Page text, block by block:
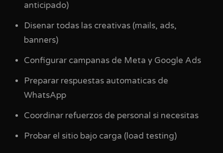
anticipado)
Disenar todas las creativas (mails, ads,
banners)
Configurar campanas de Meta y Google Ads
Preparar respuestas automaticas de
WhatsApp
Coordinar refuerzos de personal si necesitas
Probar el sitio bajo carga (load testing)